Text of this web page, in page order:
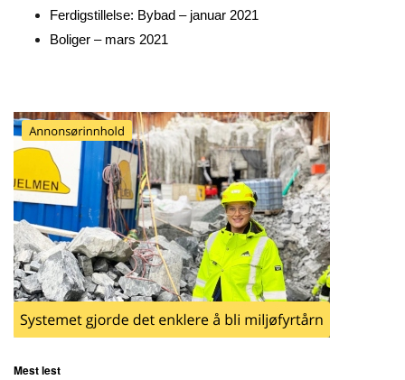
Ferdigstillelse: Bybad – januar 2021
Boliger – mars 2021
Mest lest